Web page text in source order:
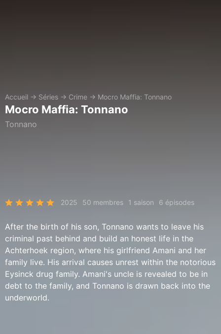
Accueil → Séries → Crime → Mocro Maffia: Tonnano
Mocro Maffia: Tonnano
Tonnano
2025 50 membres 1 saison 6 épisodes
After the birth of his son, Tonnano wants to leave his
criminal past behind and build an honest life in the
Achterhoek region, where his girlfriend Amani and her
family live. His arrival causes unrest within the notorious
Eysinck drug family. Amani's uncle is revealed to be in
debt to the family, and Tonnano is drawn back into the
underworld.